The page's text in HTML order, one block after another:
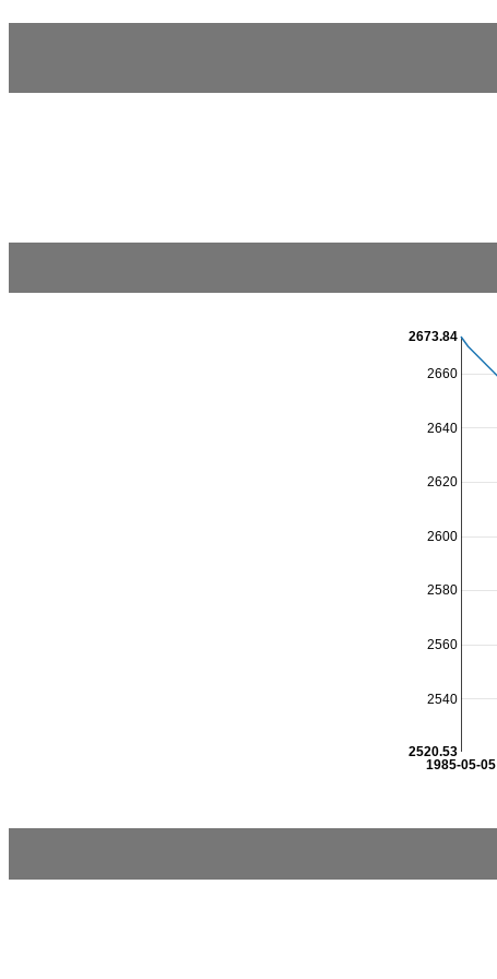
1985-05-05
2540
2560
2580
2600
2620
2640
2660
2520.53
2673.84